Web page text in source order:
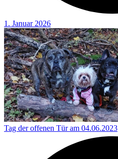
1. Januar 2026
Tag der offenen Tür am 04.06.2023